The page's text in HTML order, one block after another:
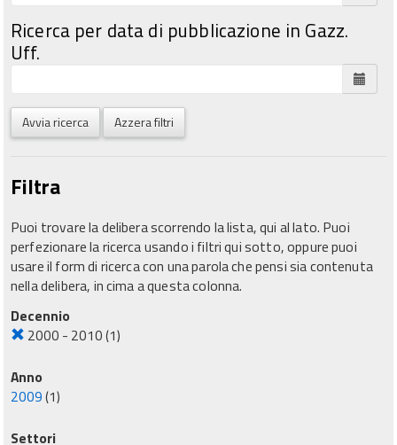
Ricerca per data di pubblicazione in Gazz.
Uff.
Avvia ricerca Azzera filtri
Filtra
Puoi trovare la delibera scorrendo la lista, qui al lato. Puoi
perfezionare la ricerca usando i filtri qui sotto, oppure puoi
usare il form di ricerca con una parola che pensi sia contenuta
nella delibera, in cima a questa colonna.
Decennio
2000 - 2010(1)
Anno
2009(1)
Settori